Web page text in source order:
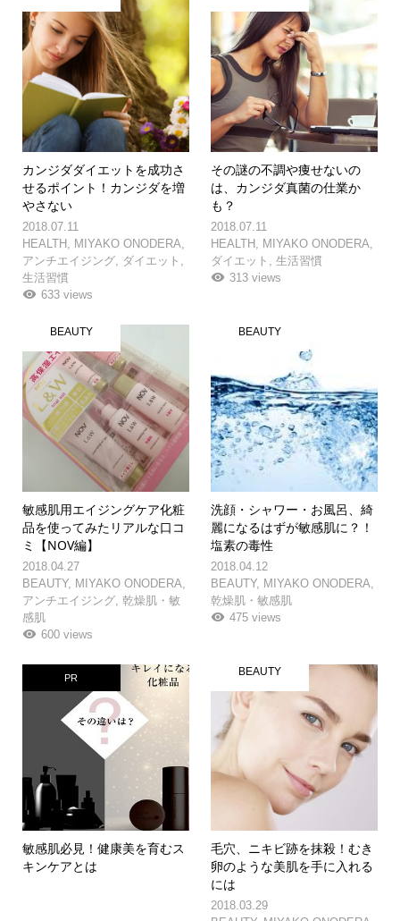
カンジダダイエットを成功さ
せるポイント！カンジダを増
やさない
2018.07.11
HEALTH
MIYAKO ONODERA
アンチエイジング, ダイエット
生活習慣
633 views
その謎の不調や痩せないの
は、カンジダ真菌の仕業か
も？
2018.07.11
HEALTH
MIYAKO ONODERA
ダイエット
,生活習慣
313 views
BEAUTY
敏感肌用エイジングケア化粧
品を使ってみたリアルな口コ
ミ【NOV編】
2018.04.27
BEAUTY, MIYAKO ONODERA
アンチエイジング, 乾燥肌・敏
感肌
600 views
BEAUTY
洗顔・シャワー・お風呂、綺
麗になるはずが敏感肌に？！
塩素の毒性
2018.04.12
BEAUTY, MIYAKO ONODERA
乾燥肌・敏感肌
475 views
PR
敏感肌必見！健康美を育むス
キンケアとは
BEAUTY
毛穴、ニキビ跡を抹殺！むき
卵のような美肌を手に入れる
には
2018.03.29